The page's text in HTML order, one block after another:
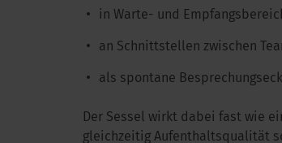
in Warte- und
an Schnittstellen zwischen
als spontane
Der Sessel wirkt dabei fast wie
gleichzeitig Aufenthaltsqualität